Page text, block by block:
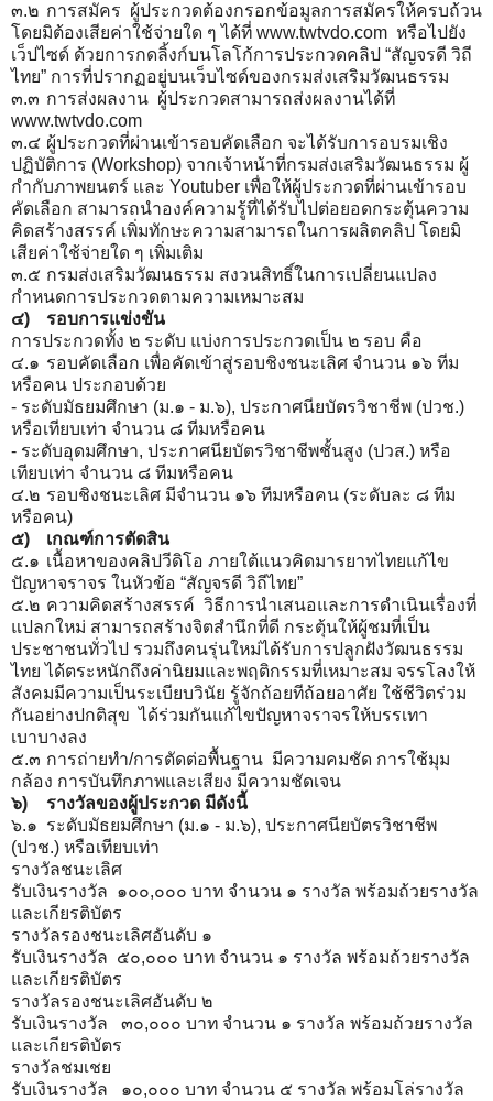
๓.๒ การสมัคร ผู้ประกวดต้องกรอกข้อมูลการสมัครให้ครบถ้วน
โดยมิต้องเสียค่าใช้จ่ายใด ๆ ได้ที่ www.twtvdo.com หรือไปยัง
เว็ปไซด์ ด้วยการกดลิ้งก์บนโลโก้การประกวดคลิป “สัญจรดี วิถี
ไทย” การที่ปรากฏอยู่บนเว็บไซด์ของกรมส่งเสริมวัฒนธรรม
๓.๓ การส่งผลงาน ผู้ประกวดสามารถส่งผลงานได้ที่
www.twtvdo.com
๓.๔ ผู้ประกวดที่ผ่านเข้ารอบคัดเลือก จะได้รับการอบรมเชิง
ปฏิบัติการ (Workshop) จากเจ้าหน้าที่กรมส่งเสริมวัฒนธรรม ผู้
กำกับภาพยนตร์ และ Youtuber เพื่อให้ผู้ประกวดที่ผ่านเข้ารอบ
คัดเลือก สามารถนำองค์ความรู้ที่ได้รับไปต่อยอดกระตุ้นความ
คิดสร้างสรรค์ เพิ่มทักษะความสามารถในการผลิตคลิป โดยมิ
เสียค่าใช้จ่ายใด ๆ เพิ่มเติม
๓.๕ กรมส่งเสริมวัฒนธรรม สงวนสิทธิ์ในการเปลี่ยนแปลง
กำหนดการประกวดตามความเหมาะสม
๔)
รอบการแข่งขัน
การประกวดทั้ง ๒ ระดับ แบ่งการประกวดเป็น ๒ รอบ คือ
๔.๑ รอบคัดเลือก เพื่อคัดเข้าสู่รอบชิงชนะเลิศ จำนวน ๑๖ ทีม
หรือคน ประกอบด้วย
- ระดับมัธยมศึกษา (ม.๑ - ม.๖), ประกาศนียบัตรวิชาชีพ (ปวช.)
หรือเทียบเท่า จำนวน ๘ ทีมหรือคน
- ระดับอุดมศึกษา, ประกาศนียบัตรวิชาชีพชั้นสูง (ปวส.) หรือ
เทียบเท่า จำนวน ๘ ทีมหรือคน
๔.๒ รอบชิงชนะเลิศ มีจำนวน ๑๖ ทีมหรือคน (ระดับละ ๘ ทีม
หรือคน)
๕)
เกณฑ์การตัดสิน
๕.๑ เนื้อหาของคลิปวีดิโอ ภายใต้แนวคิดมารยาทไทยแก้ไข
ปัญหาจราจร ในหัวข้อ “สัญจรดี วิถีไทย”
๕.๒ ความคิดสร้างสรรค์ วิธีการนำเสนอและการดำเนินเรื่องที่
แปลกใหม่ สามารถสร้างจิตสำนึกที่ดี กระตุ้นให้ผู้ชมที่เป็น
ประชาชนทั่วไป รวมถึงคนรุ่นใหม่ได้รับการปลูกฝังวัฒนธรรม
ไทย ได้ตระหนักถึงค่านิยมและพฤติกรรมที่เหมาะสม จรรโลงให้
สังคมมีความเป็นระเบียบวินัย รู้จักถ้อยทีถ้อยอาศัย ใช้ชีวิตร่วม
กันอย่างปกติสุข ได้ร่วมกันแก้ไขปัญหาจราจรให้บรรเทา
เบาบางลง
๕.๓ การถ่ายทำ/การตัดต่อพื้นฐาน มีความคมชัด การใช้มุม
กล้อง การบันทึกภาพและเสียง มีความชัดเจน
๖)
รางวัลของผู้ประกวด มีดังนี้
๖.๑ ระดับมัธยมศึกษา (ม.๑ - ม.๖), ประกาศนียบัตรวิชาชีพ
(ปวช.) หรือเทียบเท่า
รางวัลชนะเลิศ
รับเงินรางวัล ๑๐๐,๐๐๐ บาท จำนวน ๑ รางวัล พร้อมถ้วยรางวัล
และเกียรติบัตร
รางวัลรองชนะเลิศอันดับ ๑
รับเงินรางวัล ๕๐,๐๐๐ บาท จำนวน ๑ รางวัล พร้อมถ้วยรางวัล
และเกียรติบัตร
รางวัลรองชนะเลิศอันดับ ๒
รับเงินรางวัล ๓๐,๐๐๐ บาท จำนวน ๑ รางวัล พร้อมถ้วยรางวัล
และเกียรติบัตร
รางวัลชมเชย
รับเงินรางวัล ๑๐,๐๐๐ บาท จำนวน ๕ รางวัล พร้อมโล่รางวัล